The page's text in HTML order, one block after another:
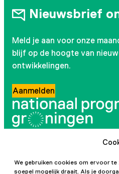
We gebruiken cookies om ervoor
soepel mogelijk draait. Als je
Nieuwsbrief
Meld je aan voor onze
blijf op de hoogte van
ontwikkelingen.
Aanmelden